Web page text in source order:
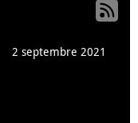
2 septembre 2021